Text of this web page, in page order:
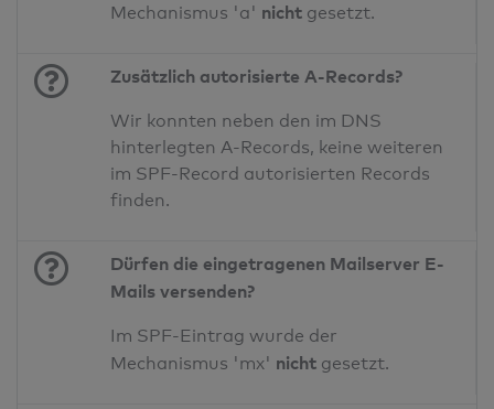
Mechanismus 'a' nicht gesetzt.
Zusätzlich autorisierte A-Records?
Wir konnten neben den im DNS
hinterlegten A-Records, keine weiteren
im SPF-Record autorisierten Records
finden.
Dürfen die eingetragenen Mailserver E-
Mails versenden?
Im SPF-Eintrag wurde der
Mechanismus 'mx' nicht gesetzt.